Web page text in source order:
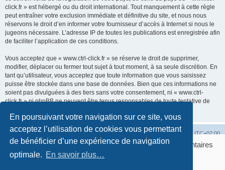
En poursuivant votre navigation sur ce site, vous
acceptez l’utilisation de cookies vous permettant
de bénéficier d’une expérience de navigation
optimale. En savoir plus…
click.fr » est hébergé ou du droit international. Tout manquement à cette règle
peut entraîner votre exclusion immédiate et définitive du site, et nous nous
réservons le droit d’en informer votre fournisseur d’accès à Internet si nous le
jugeons nécessaire. L’adresse IP de toutes les publications est enregistrée afin
de faciliter l’application de ces conditions.
Vous acceptez que « www.ctrl-click.fr » se réserve le droit de supprimer,
modifier, déplacer ou fermer tout sujet à tout moment, à sa seule discrétion. En
tant qu’utilisateur, vous acceptez que toute information que vous saisissez
puisse être stockée dans une base de données. Bien que ces informations ne
soient pas divulguées à des tiers sans votre consentement, ni « www.ctrl-
click.fr » ni phpBB ne peuvent être tenus responsables de toute tentative de
Accueil Accueil du forum Fuseau horaire sur UTC+02:00
Développé par phpBB
Traduction française officielle
Bonjour ! Pourrions-nous activer des services supplémentaires
pourMarketing / affiliation, Statistiques, Sécurité &